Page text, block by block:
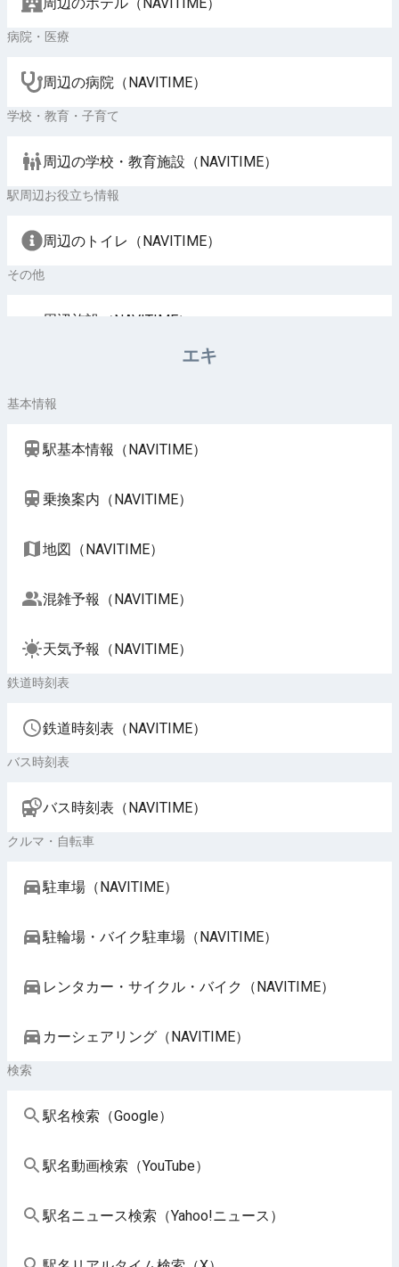
病院・医療
周辺の病院（NAVITIME）
学校・教育・子育て
周辺の学校・教育施設（NAVITIME）
駅周辺お役立ち情報
周辺のトイレ（NAVITIME）
その他
周辺施設（NAVITIME）
エキ
基本情報
駅基本情報（NAVITIME）
乗換案内（NAVITIME）
地図（NAVITIME）
混雑予報（NAVITIME）
天気予報（NAVITIME）
鉄道時刻表
鉄道時刻表（NAVITIME）
バス時刻表
バス時刻表（NAVITIME）
クルマ・自転車
駐車場（NAVITIME）
駐輪場・バイク駐車場（NAVITIME）
レンタカー・サイクル・バイク（NAVITIME）
カーシェアリング（NAVITIME）
検索
駅名検索（Google）
駅名動画検索（YouTube）
駅名ニュース検索（Yahoo!ニュース）